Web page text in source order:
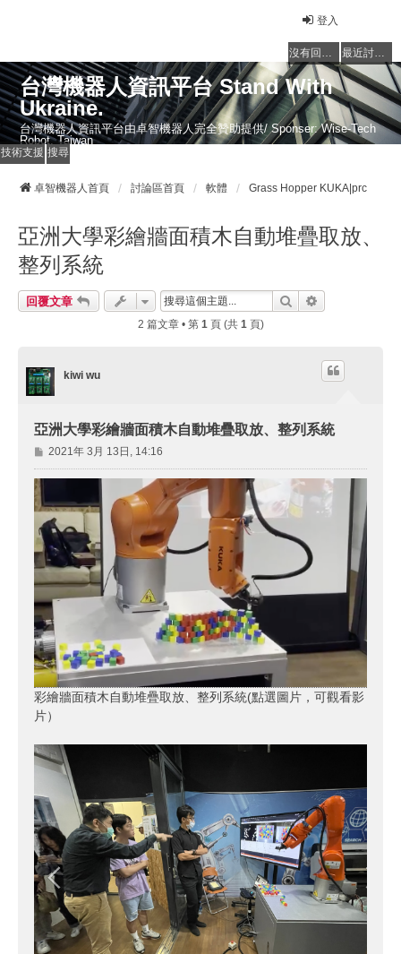
登入
沒有回覆的主題 最近討論的主題
台灣機器人資訊平台 Stand With
Ukraine.
台灣機器人資訊平台由卓智機器人完全贊助提供/ Sponser: Wise-Tech
Robot, Taiwan
技術支援 搜尋
卓智機器人首頁 討論區首頁 軟體 Grass Hopper KUKA|prc
亞洲大學彩繪牆面積木自動堆疊取放、
整列系統
回覆文章 搜尋
2 篇文章 • 第 1頁 (共 1頁)
kiwi wu
亞洲大學彩繪牆面積木自動堆疊取放、整列系統
文
章
2021年 3月 13日, 14:16
彩繪牆面積木自動堆疊取放、整列系統(點選圖片，可觀看影
片）